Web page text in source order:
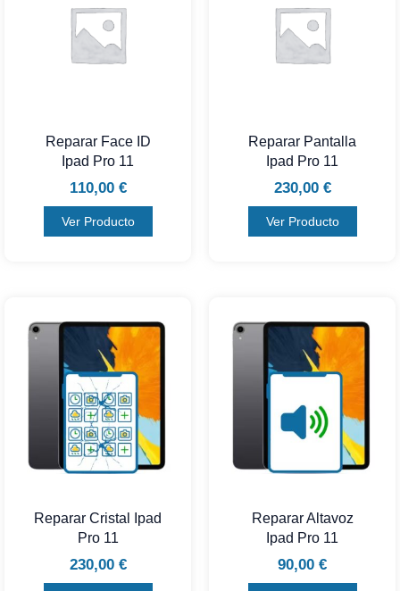
Reparar Face ID
Ipad Pro 11
110,00 €
Ver Producto
Reparar Pantalla
Ipad Pro 11
230,00 €
Ver Producto
Reparar Cristal Ipad
Pro 11
230,00 €
Reparar Altavoz
Ipad Pro 11
90,00 €